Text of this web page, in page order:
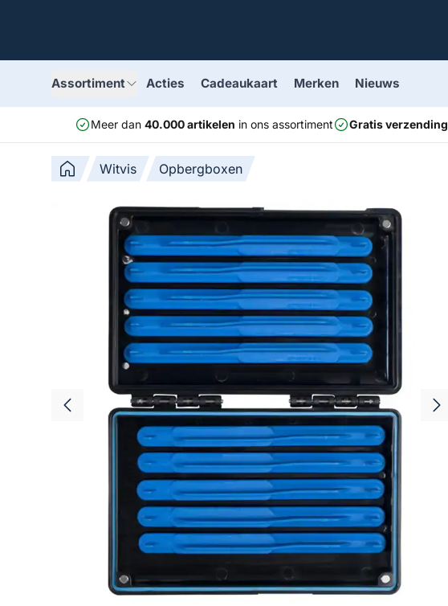
Assortiment Acties Cadeaukaart Merken Nieuws
Meer dan 40.000 artikelen in ons assortiment Gratis verzending
Witvis Opbergboxen